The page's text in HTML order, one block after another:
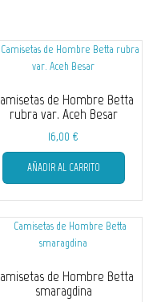
de Hombre Betta
rubra var. Aceh Besar
16,00 €
AÑADIR AL CARRITO
Este
tiene
múltiples
se
de Hombre Betta
smaragdina